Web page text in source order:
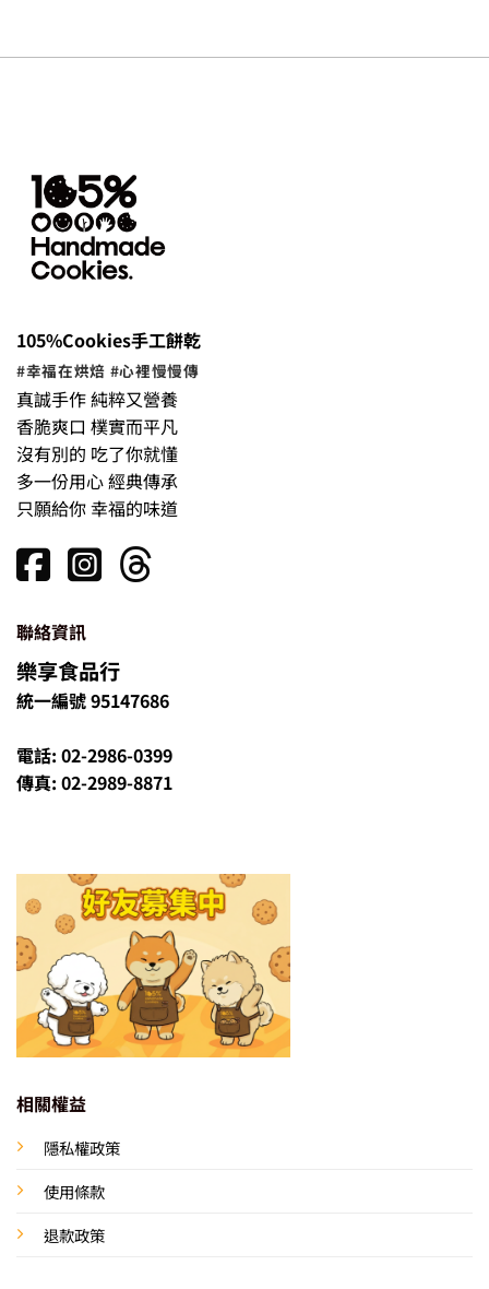
105%Cookies手工餅乾
#幸福在烘焙 #心裡慢慢傳
真誠手作 純粹又營養
香脆爽口 樸實而平凡
沒有別的 吃了你就懂
多一份用心 經典傳承
只願給你 幸福的味道
相關權益
隱私權政策
使用條款
退款政策
聯絡資訊
樂享食品行
統一編號 95147686
電話: 02-2986-0399
傳真: 02-2989-8871